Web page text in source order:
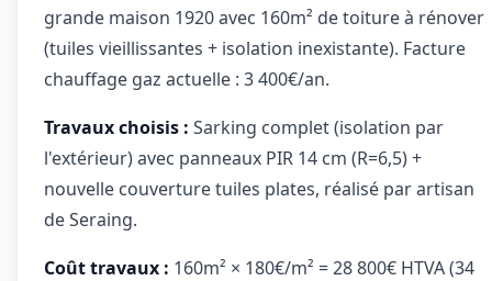
grande maison 1920 avec 160m² de toiture à rénover
(tuiles vieillissantes + isolation inexistante). Facture
chauffage gaz actuelle : 3 400€/an.
Travaux choisis : Sarking complet (isolation par
l'extérieur) avec panneaux PIR 14 cm (R=6,5) +
nouvelle couverture tuiles plates, réalisé par artisan
de Seraing.
Coût travaux : 160m² × 180€/m² = 28 800€ HTVA (34